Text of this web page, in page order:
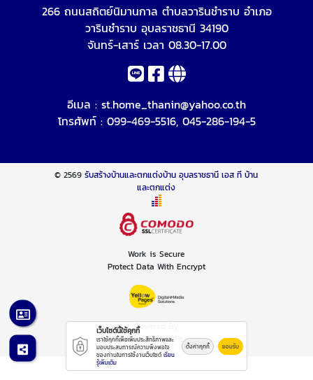
266 ถนนสถิตย์นิมานกาล ตำบลวารินชำราบ อำเภอ
วารินชำราบ อุบลราชธานี 34190
จันทร์-เสาร์ เวลา 08.30-17.00
อีเมล : st.home_thanin@yahoo.co.th
โทรศัพท์ : 099-469-5516, 045-286-194-5
© 2569รับสร้างบ้านและตกแต่งบ้าน อุบลราชธานี เอส ที บ้าน
และตกแต่ง
Work is Secure
Protect Data With Encrypt
Powered By
Thailand YellowPages
เว็บไซต์นี้ใช้คุกกี้
เราใช้คุกกี้เพื่อเพิ่มประสิทธิภาพและ
มอบประสบการณ์ความพึงพอใจ
ของท่านในการใช้งานเว็บไซต์ เรียน
รู้เพิ่มเติม
ตั้งค่าคุกกี้ ยอมรับ